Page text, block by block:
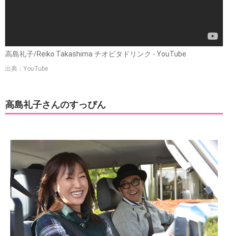
高島礼子/Reiko Takashima チオビタドリンク - YouTube
出典：YouTube
高島礼子さんのすっぴん